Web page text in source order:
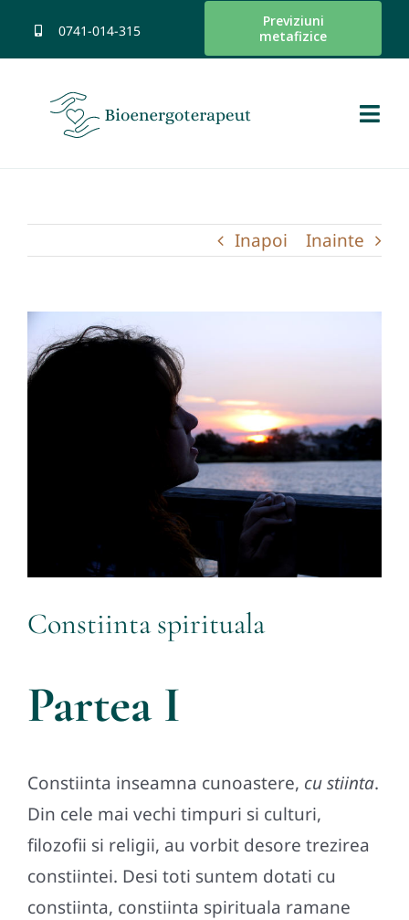
0741-014-315
Previziuni
metafizice
Despre
Resurse
Inapoi Inainte
View
Larger
Image
Constiinta spirituala
Partea I
Constiinta inseamna cunoastere, cu stiinta.
Din cele mai vechi timpuri si culturi,
filozofii si religii, au vorbit desore trezirea
constiintei. Desi toti suntem dotati cu
constiinta, constiinta spirituala ramane